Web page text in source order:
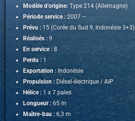
Modèle d’origine: Type 214 (Allemagne)
Période service : 2007 –
Prévu : 15 (Corée du Sud 9, Indonésie 3+3)
Réalisés : 9
En service : 8
Perdu :1
Exportation : Indonésie
Propulsion : Diésel-électrique / AIP
Hélice : 1 x 7 pales
Longueur : 65 m
Maître-bau : 6,3 m